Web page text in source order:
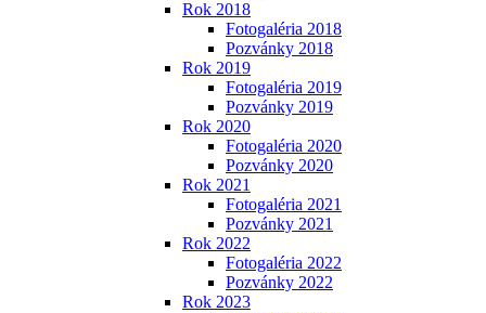
Rok 2018
Fotogaléria 2018
Pozvánky 2018
Rok 2019
Fotogaléria 2019
Pozvánky 2019
Rok 2020
Fotogaléria 2020
Pozvánky 2020
Rok 2021
Fotogaléria 2021
Pozvánky 2021
Rok 2022
Fotogaléria 2022
Pozvánky 2022
Rok 2023